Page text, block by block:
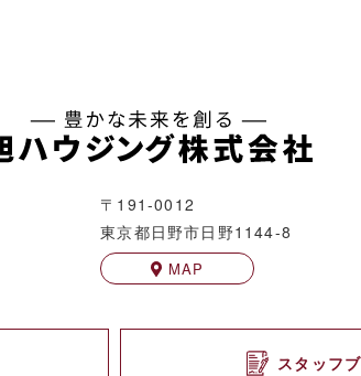
〒191-0012
東京都日野市日野1144-8
MAP
スタッフ